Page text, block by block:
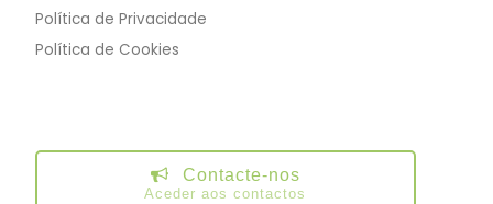
Política de Privacidade
Política de Cookies
Contacte-nos
Aceder aos contactos